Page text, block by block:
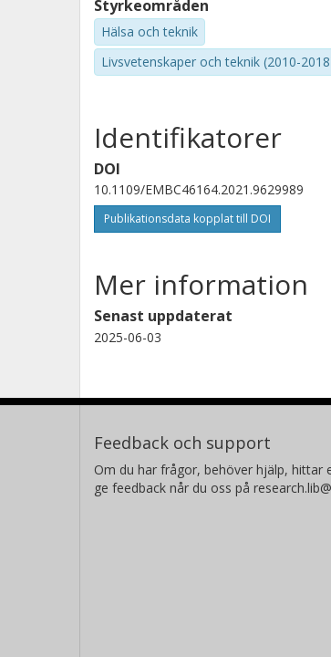
Styrkeområden
Hälsa och teknik
Livsvetenskaper och teknik (2010-
Identifikatorer
DOI
10.1109/EMBC46164.2021.9629989
Publikationsdata kopplat till DOI
Mer information
Senast uppdaterat
2025-06-03
Feedback och support
Om du har frågor, behöver hjälp, hittar
ge feedback når du oss på